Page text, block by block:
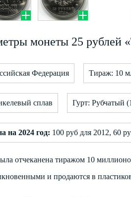
монеты 25 рублей
Федерация Тираж: 10
сплав Гурт: Рубчатый
на 2024 год: 100 руб для 2012, 60
отчеканена тиражом 10
и продаются в